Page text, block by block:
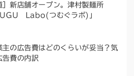
］新店舗オープン。津村製麺所
Labo(つむぐラボ)」
主の広告費はどのくらいが妥当？気
告費の内訳